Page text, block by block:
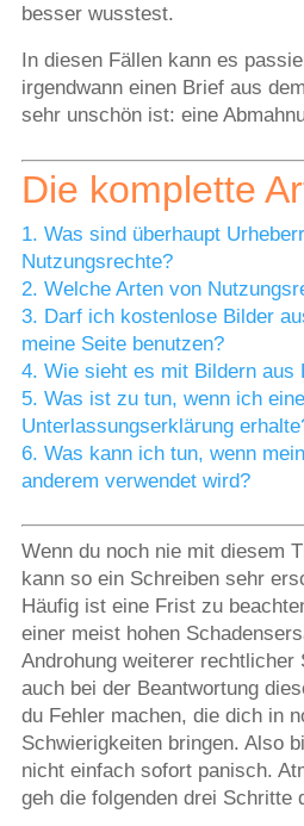
besser wusstest.
In diesen Fällen kann es
irgendwann einen Brief aus
sehr unschön ist: eine
Die komplette
1. Was sind überhaupt
Nutzungsrechte?
2. Welche Arten von
3. Darf ich kostenlose Bilder
meine Seite benutzen?
4. Wie sieht es mit Bildern aus
5. Was ist zu tun, wenn ich
Unterlassungserklärung
6. Was kann ich tun, wenn
anderem verwendet wird?
Wenn du noch nie mit diesem
kann so ein Schreiben sehr
Häufig ist eine Frist zu
einer meist hohen
Androhung weiterer rechtlicher
auch bei der Beantwortung
du Fehler machen, die dich in
Schwierigkeiten bringen. Also
nicht einfach sofort panisch.
geh die folgenden drei Schritte